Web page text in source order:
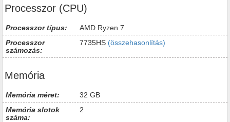
Processzor (CPU)
Processzor típus:
AMD Ryzen 7
Processzor
számozás:
7735HS (összehasonlítás)
Memória
Memória méret:
32 GB
Memória slotok
száma:
2